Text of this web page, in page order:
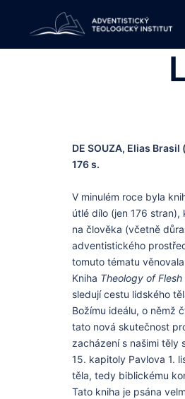
DE SOUZA, Elias Brasil
176 s.
V minulém roce byla
útlé dílo (jen 176
na člověka (včetně
adventistického
tomuto tématu
Kniha Theology of
sledují cestu lidského
Božímu ideálu, o němž
tato nová skutečnost
zacházení s našimi těly
15. kapitoly Pavlova 1.
těla, tedy biblickému
Tato kniha je psána